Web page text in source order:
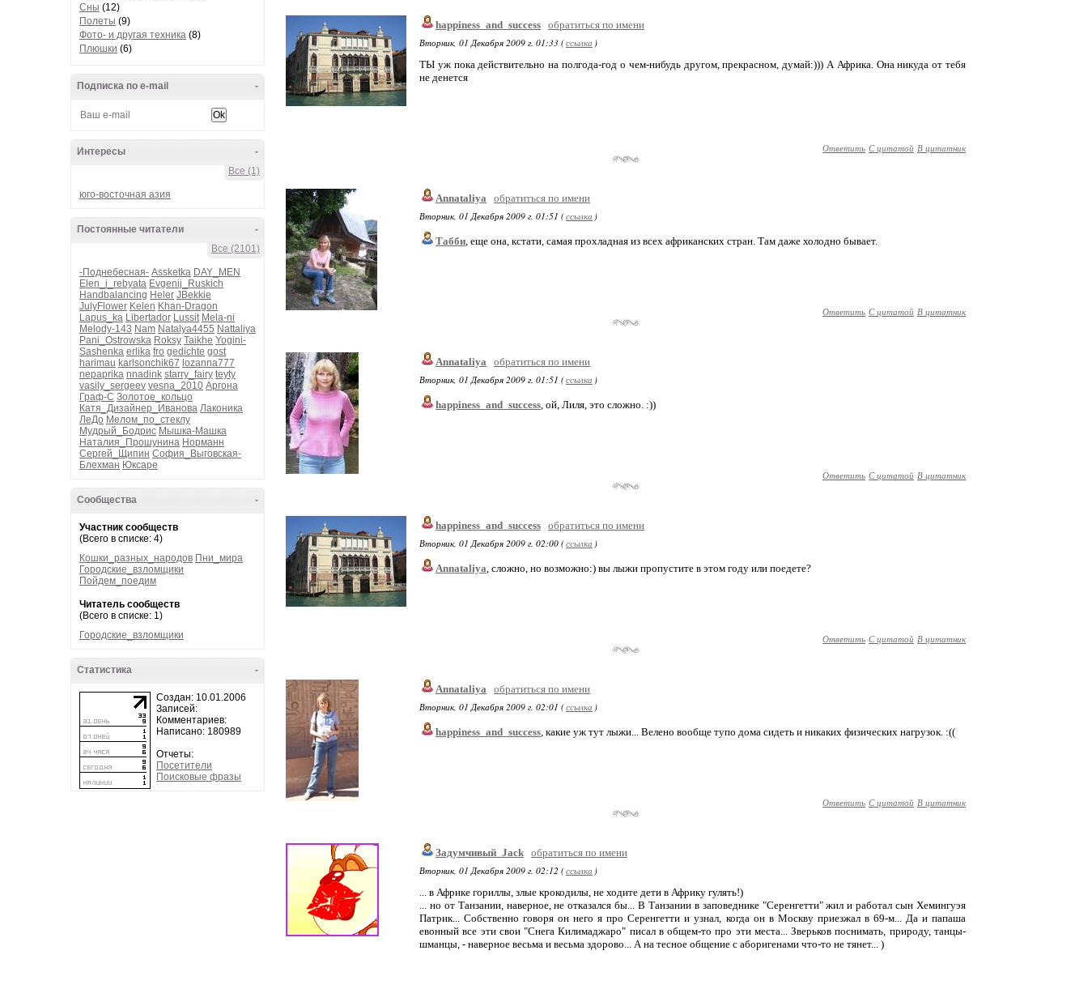
Сны (12)
Полеты (9)
Фото- и другая техника (8)
Плюшки (6)
-
Подписка по e-mail
-
Интересы
Все (1)
юго-восточная азия
-
Постоянные читатели
Все (2101)
-Поднебесная- Assketka DAY_MEN
Elen_i_rebyata Evgenij_Ruskich
Handbalancing Heler JBekkie
JulyFlower Kelen Khan-Dragon
Lapus_ka Libertador Lussit Mela-ni
Melody-143 Nam Natalya4455 Nattaliya
Pani_Ostrowska Roksy Taikhe Yogini-
Sashenka erlika fro gedichte gost
harimau karlsonchik67 lozanna777
nepaprika nnadink starry_fairy teyty
vasily_sergeev vesna_2010 Аргона
Граф-С Золотое_кольцо
Катя_Дизайнер_Иванова Лаконика
ЛеДо Мелом_по_стеклу
Мудрый_Бодрис Мышка-Машка
Наталия_Прошунина Норманн
Сергей_Щипин София_Выговская-
Блехман Юксаре
-
Сообщества
Участник сообществ
(Всего в списке: 4)
Кошки_разных_народов Пни_мира
Городские_взломщики
Пойдем_поедим
Читатель сообществ
(Всего в списке: 1)
Городские_взломщики
-
Статистика
Создан: 10.01.2006
Записей:
Комментариев:
Написано: 180989
Отчеты:
Посетители
Поисковые фразы
happiness_and_success обратиться по имени
Вторник, 01 Декабря 2009 г. 01:33 (ссылка )
ТЫ уж пока действительно на полгода-год о чем-нибудь другом, прекрасном, думай:))) А Африка. Она никуда от тебя
не денется
Ответить С цитатой В цитатник
Annataliya
обратиться по имени
Вторник, 01 Декабря 2009 г. 01:51 (ссылка )
Табби, еще она, кстати, самая прохладная из всех африканских стран. Там даже холодно бывает.
Ответить С цитатой В цитатник
Annataliya
обратиться по имени
Вторник, 01 Декабря 2009 г. 01:51 (ссылка )
happiness_and_success, ой, Лиля, это сложно. :))
Ответить С цитатой В цитатник
happiness_and_success обратиться по имени
Вторник, 01 Декабря 2009 г. 02:00 (ссылка )
Annataliya, сложно, но возможно:) вы лыжи пропустите в этом году или поедете?
Ответить С цитатой В цитатник
Annataliya
обратиться по имени
Вторник, 01 Декабря 2009 г. 02:01 (ссылка )
happiness_and_success, какие уж тут лыжи... Велено вообще тупо дома сидеть и никаких физических нагрузок. :((
Ответить С цитатой В цитатник
Задумчивый_Jack обратиться по имени
Вторник, 01 Декабря 2009 г. 02:12 (ссылка )
... в Африке гориллы, злые крокодилы, не ходите дети в Африку гулять!)
... но от Танзании, наверное, не отказался бы... В Танзании в заповеднике "Серенгетти" жил и работал сын Хемингуэя
Патрик... Собственно говоря он него я про Серенгетти и узнал, когда он в Москву приезжал в 69-м... Да и папаша
евонный все эти свои "Снега Килимаджаро" писал в общем-то про эти места... Зверьков поснимать, природу, танцы-
шманцы, - наверное весьма и весьма здорово... А на тесное общение с аборигенами что-то не тянет... )